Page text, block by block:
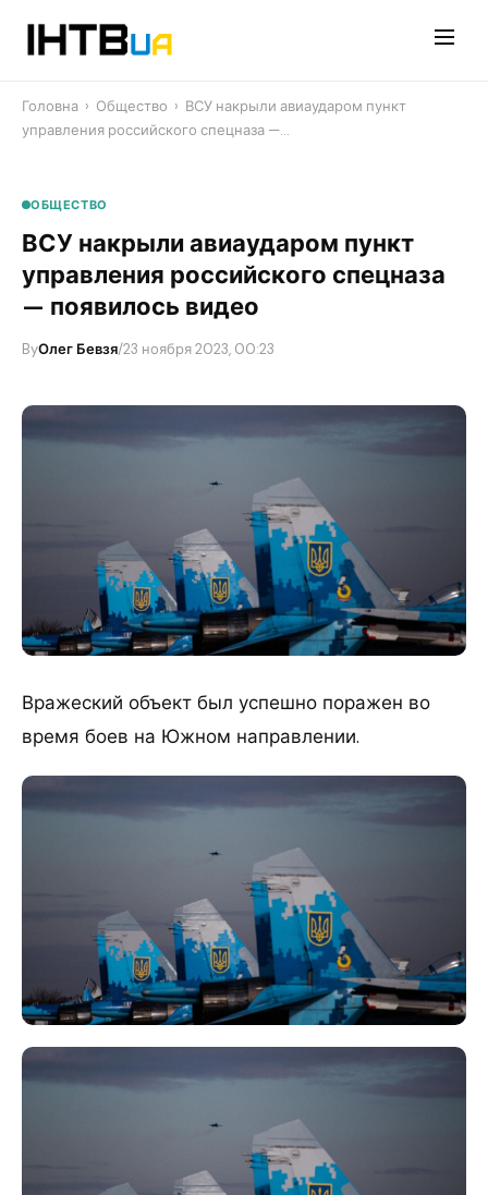
Головна › Общество › ВСУ накрыли авиаударом пункт
управления российского спецназа —…
ОБЩЕСТВО
ВСУ накрыли авиаударом пункт
управления российского спецназа
— появилось видео
ByОлег Бевзя/23 ноября 2023, 00:23
Вражеский объект был успешно поражен во
время боев на Южном направлении.